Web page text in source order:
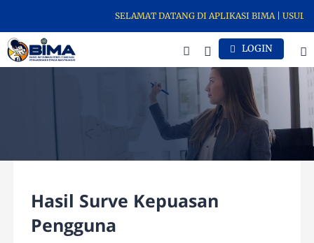
SELAMAT DATANG DI APLIKASI BIMA |
LOGIN
Hasil Surve Kepuasan
Pengguna